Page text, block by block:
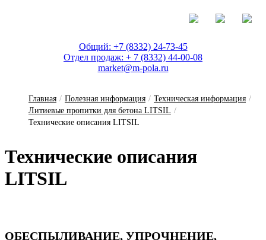
Общий: +7 (8332) 24-73-45
Отдел продаж: + 7 (8332) 44-00-08
market@m-pola.ru
Главная / Полезная информация / Техническая информация /
Литиевые пропитки для бетона LITSIL /
Технические описания LITSIL
Тех­ни­чес­кие о­пи­са­ния
LITSIL
ОБЕСПЫЛИВАНИЕ, УПРОЧНЕНИЕ,